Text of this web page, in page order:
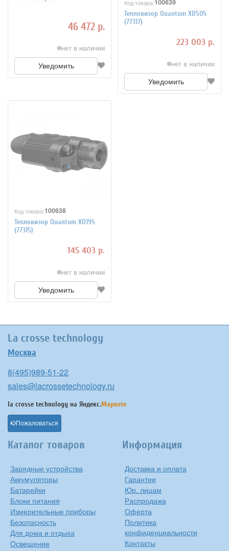
46 472 р.
нет в наличии
Уведомить
Код товара:100639
Тепловизор Quantum XD50S
(77317)
223 003 р.
нет в наличии
Уведомить
Код товара:100638
Тепловизор Quantum XD19S
(77315)
145 403 р.
нет в наличии
Уведомить
La crosse technology
Москва
8(495)989-51-22
sales@lacrossetechnology.ru
la crosse technology на Яндекс.Маркете
Пожаловаться
Каталог товаров
Зарядные устройства
Аккумуляторы
Батарейки
Блоки питания
Измерительные приборы
Безопасность
Для дома и отдыха
Освещение
Информация
Доставка и оплата
Гарантии
Юр. лицам
Распродажа
Оферта
Политика
конфиденциальности
Контакты